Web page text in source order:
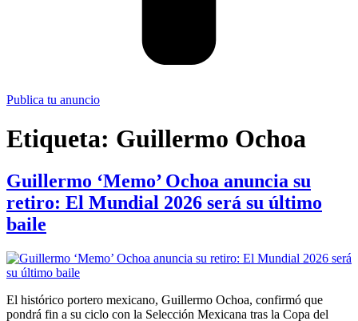
Publica tu anuncio
Etiqueta: Guillermo Ochoa
Guillermo ‘Memo’ Ochoa anuncia su
retiro: El Mundial 2026 será su último
baile
El histórico portero mexicano, Guillermo Ochoa, confirmó que
pondrá fin a su ciclo con la Selección Mexicana tras la Copa del